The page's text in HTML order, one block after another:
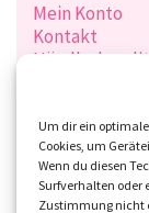
Um dir ein
Cookies, um
Wenn du diesen
Surfverhalten oder
Zustimmung nicht
Mein Konto
Kontakt
Zahlungsarten